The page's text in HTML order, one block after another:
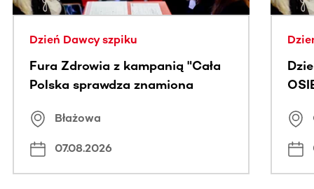
Dzień Dawcy szpiku
Fura Zdrowia z kampanią "Cała
Polska sprawdza znamiona
Błażowa
07.08.2026